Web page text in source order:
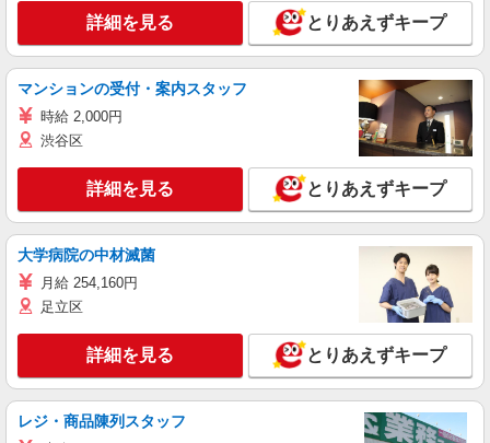
詳細を見る とりあえずキープ
マンションの受付・案内スタッフ
時給 2,000円
渋谷区
詳細を見る とりあえずキープ
大学病院の中材滅菌
月給 254,160円
足立区
詳細を見る とりあえずキープ
レジ・商品陳列スタッフ